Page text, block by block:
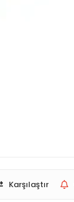
Karşılaştır